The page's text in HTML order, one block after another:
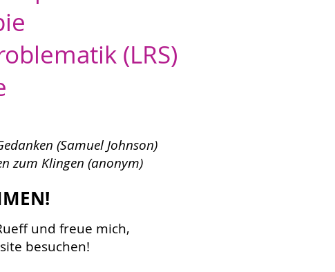
(LRS)
(Samuel Johnson)
zum Klingen (anonym)
und freue mich,
besuchen!